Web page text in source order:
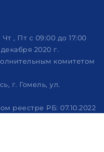
, Пт c 09:00 до 17:00
2020 г.
комитетом
г. Гомель, ул.
реестре РБ: 07.10.2022